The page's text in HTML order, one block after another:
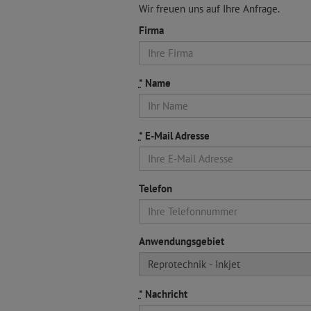
Wir freuen uns auf Ihre Anfrage.
Firma
*Name
*E-Mail Adresse
Telefon
Anwendungsgebiet
*Nachricht